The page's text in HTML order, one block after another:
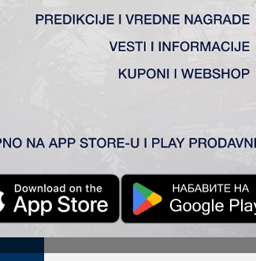
1:2. Gol za TSC je postigao Prestiž